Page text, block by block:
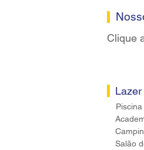
Clique
Lazer
Piscina
Salão